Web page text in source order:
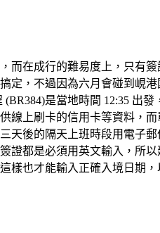
在成行的難易度上，只有
定，不過因為六月會碰到峴
是當地時間 12:35 出
上刷卡的信用卡等資料，
後的隔天上班時段用電子
都是必須用英文輸入，所
也才能輸入正確入境日期